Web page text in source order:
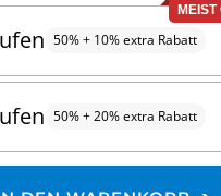
50% + 10% extra Rabatt
50% + 20% extra Rabatt